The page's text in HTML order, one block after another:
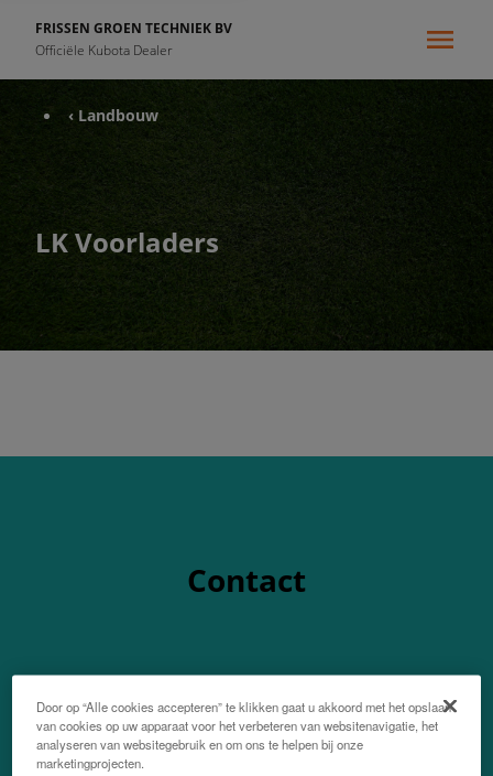
FRISSEN GROEN TECHNIEK BV
Officiële Kubota Dealer
‹ Landbouw
LK Voorladers
Contact
Voor- en achternaam
Door op “Alle cookies accepteren” te klikken gaat u akkoord met het opslaan
van cookies op uw apparaat voor het verbeteren van websitenavigatie, het
analyseren van websitegebruik en om ons te helpen bij onze
marketingprojecten.